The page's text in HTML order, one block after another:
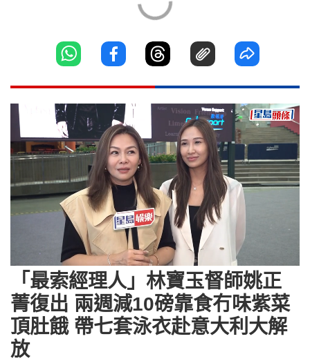
Unmute Loaded:
9.66%
「最索經理人」林寶玉督師姚正
菁復出 兩週減10磅靠食冇味紫菜
頂肚餓 帶七套泳衣赴意大利大解
放